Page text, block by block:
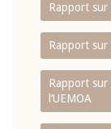
Rapport sur
Rapport sur
Rapport sur
l‘UEMOA